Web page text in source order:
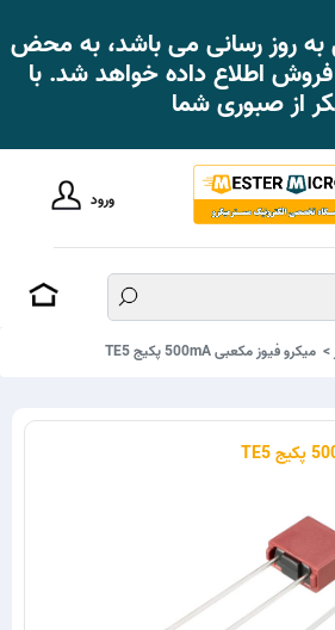
روز رسانی می باشد، به محض
اطلاع داده خواهد شد. با
از صبوری شما
ورود
میکرو فیوز مکعبی 500mA پکیج TE5